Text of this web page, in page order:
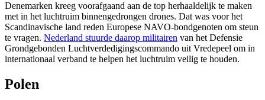
Denemarken kreeg voorafgaand aan de top herhaaldelijk te maken
met in het luchtruim binnengedrongen drones. Dat was voor het
Scandinavische land reden Europese NAVO-bondgenoten om steun
te vragen. Nederland stuurde daarop militairen van het Defensie
Grondgebonden Luchtverdedigingscommando uit Vredepeel om in
internationaal verband te helpen het luchtruim veilig te houden.
Polen